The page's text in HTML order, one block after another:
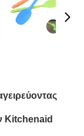
Kitchenaid